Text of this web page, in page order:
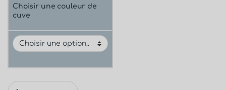
Choisir une couleur de
cuve